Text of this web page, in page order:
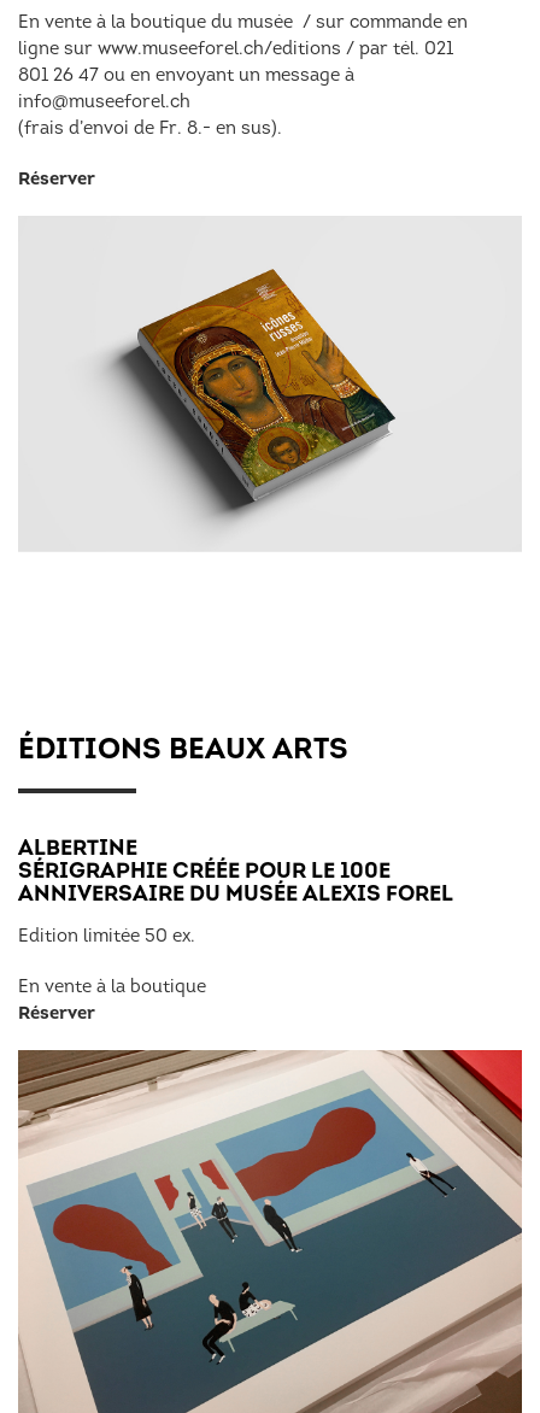
En vente à la boutique du musée / sur commande en
ligne sur www.museeforel.ch/editions / par tél. 021
801 26 47 ou en envoyant un message à
info@museeforel.ch
(frais d’envoi de Fr. 8.- en sus).
Réserver
ÉDITIONS BEAUX ARTS
ALBERTINE
SÉRIGRAPHIE CRÉÉE POUR LE 100E
ANNIVERSAIRE DU MUSÉE ALEXIS FOREL
Edition limitée 50 ex.
En vente à la boutique
Réserver